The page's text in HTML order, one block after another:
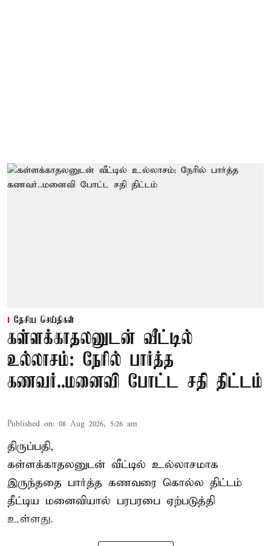
தேசிய செய்திகள்
கள்ளக்காதலனுடன் வீட்டில்
உல்லாசம்: நேரில் பார்த்த
கணவர்..மனைவி போட்ட சதி திட்டம்
Published on: 08 Aug 2026, 5:26 am
திருப்பதி,
கள்ளக்காதலனுடன் வீட்டில் உல்லாசமாக
இருந்ததை பார்த்த கணவரை கொல்ல திட்டம்
தீட்டிய மனைவியால் பரபரபை ஏற்படுத்தி
உள்ளது.